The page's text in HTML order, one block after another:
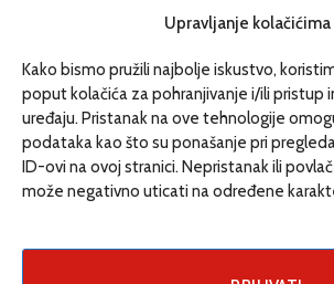
Upravljanje kolačićima
Kako bismo pružili najbolje iskustvo,
poput kolačića za pohranjivanje i/ili pristup
uređaju. Pristanak na ove tehnologije
podataka kao što su ponašanje pri
ID-ovi na ovoj stranici. Nepristanak ili
može negativno uticati na određene
redakcija@etrafika.net
Dosije
Drugi pišu
Društvo